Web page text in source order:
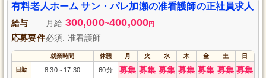
有料老人ホーム サン・パレ加瀬の准看護師の正社員求人
給与 月給 300,000~400,000円
応募要件必須: 准看護師
就業時間 休憩 月 火 水 木 金 土 日
日勤 8:30～ 17:30 60分 募集 募集 募集 募集 募集 募集 募集